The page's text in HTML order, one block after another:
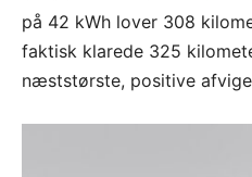
på 42 kWh lover 308
faktisk klarede 325
næststørste, positive